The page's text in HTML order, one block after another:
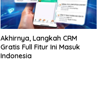
Akhirnya, Langkah CRM
Gratis Full Fitur Ini Masuk
Indonesia